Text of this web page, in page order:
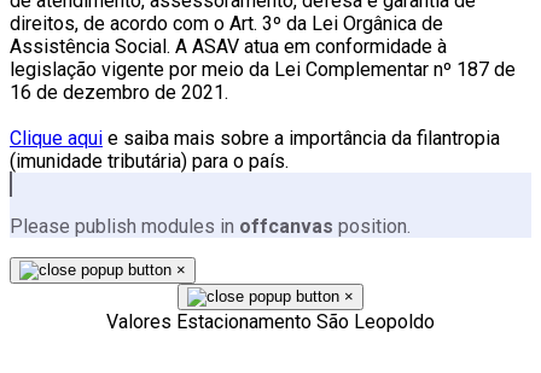
direitos, de acordo com o Art. 3º da Lei Orgânica de
Assistência Social. A ASAV atua em conformidade à
legislação vigente por meio da Lei Complementar nº 187 de
16 de dezembro de 2021.
Clique aqui e saiba mais sobre a importância da filantropia
(imunidade tributária) para o país.
Please publish modules in offcanvas position.
×
×
Valores Estacionamento São Leopoldo